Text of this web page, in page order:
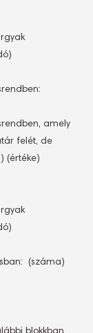

amely
felét, de
(értéke)
 (száma)